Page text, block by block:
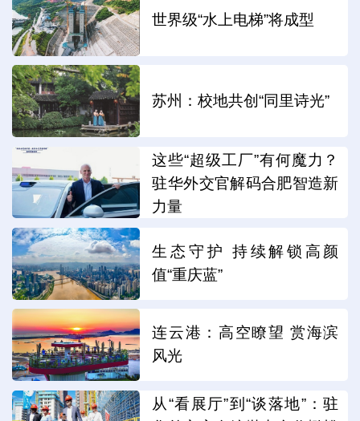
世界级“水上电梯”将成型
苏州：校地共创“同里诗光”
这些“超级工厂”有何魔力？
驻华外交官解码合肥智造新
力量
生态守护 持续解锁高颜
值“重庆蓝”
连云港：高空瞭望 赏海滨
风光
从“看展厅”到“谈落地”：驻